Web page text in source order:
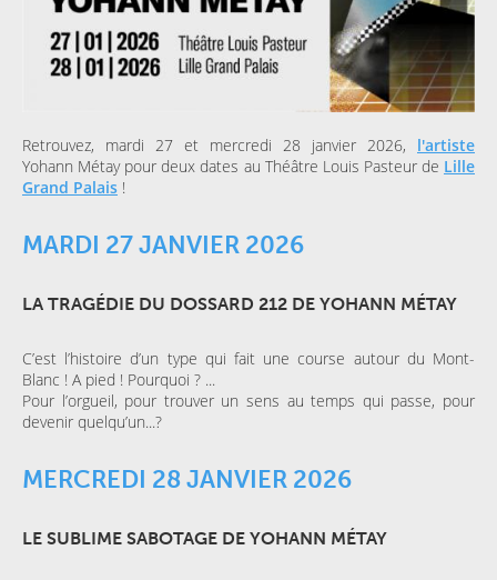
Retrouvez, mardi 27 et mercredi 28 janvier 2026, l'artiste
Yohann Métay pour deux dates au Théâtre Louis Pasteur de Lille
Grand Palais !
MARDI 27 JANVIER 2026
LA TRAGÉDIE DU DOSSARD 212 DE YOHANN MÉTAY
C’est l’histoire d’un type qui fait une course autour du Mont-
Blanc ! A pied ! Pourquoi ? ...
Pour l’orgueil, pour trouver un sens au temps qui passe, pour
devenir quelqu’un...?
MERCREDI 28 JANVIER 2026
LE SUBLIME SABOTAGE DE YOHANN MÉTAY